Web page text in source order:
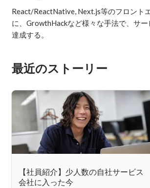
React/ReactNative, Next.js等のフロント
に、GrowthHackなど様々な手法で、サ
達成する。
最近のストーリー
【社員紹介】少人数の自社サービス
会社に入った今